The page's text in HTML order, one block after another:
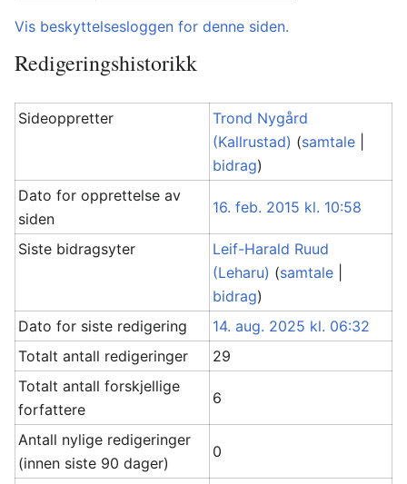
Vis beskyttelsesloggen for denne siden.
Redigeringshistorikk
Sideoppretter
Trond Nygård
(Kallrustad) (samtale
bidrag)
Dato for opprettelse av
siden
16. feb. 2015 kl. 10:58
Siste bidragsyter
Leif-Harald Ruud
(Leharu) (samtale
bidrag)
Dato for siste redigering
14. aug. 2025 kl. 06:32
Totalt antall redigeringer
29
Totalt antall forskjellige
forfattere
6
Antall nylige redigeringer
(innen siste 90 dager)
0